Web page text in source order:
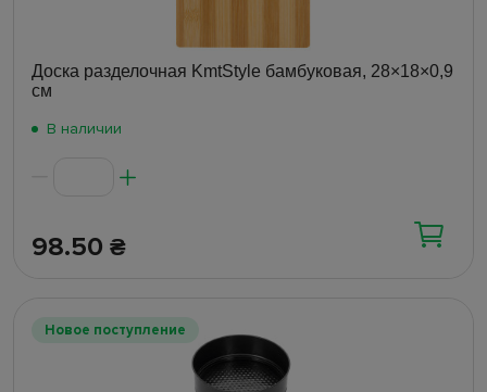
Доска разделочная KmtStyle бамбуковая, 28×18×0,9
см
В наличии
98.50 ₴
Новое поступление